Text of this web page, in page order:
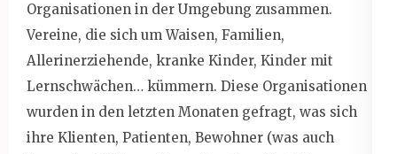
Organisationen in der Umgebung zusammen.
Vereine, die sich um Waisen, Familien,
Allerinerziehende, kranke Kinder, Kinder mit
Lernschwächen… kümmern. Diese Organisationen
wurden in den letzten Monaten gefragt, was sich
ihre Klienten, Patienten, Bewohner (was auch